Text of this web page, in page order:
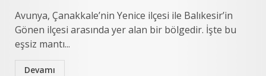
Avunya, Çanakkale’nin Yenice ilçesi ile Balıkesir’in
Gönen ilçesi arasında yer alan bir bölgedir. İşte bu
eşsiz mantı...
Devamı